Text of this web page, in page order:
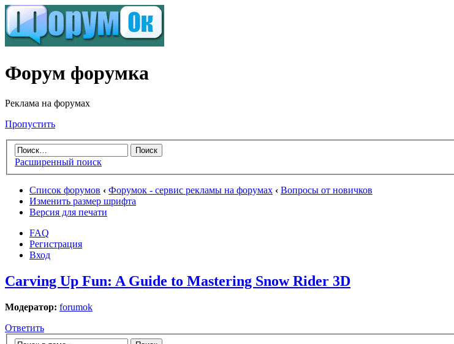
Форум форумка
Реклама на форумах
Пропустить
Расширенный поиск
Список форумов ‹ Форумок - сервис рекламы на форумах ‹ Вопросы от новичков
Изменить размер шрифта
Версия для печати
FAQ
Регистрация
Вход
Carving Up Fun: A Guide to Mastering Snow Rider 3D
Модератор: forumok
Ответить